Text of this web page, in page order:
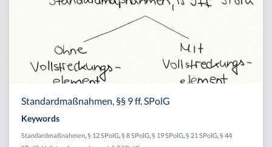
Standardmaßnahmen, §§ 9 ff. SPolG
Keywords
Standardmaßnahmen § 12 SPolG § 8 SPolG § 19 SPolG § 21 SPolG § 44